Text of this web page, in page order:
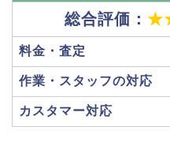
総合評価：
料金・査定
作業・スタッフの対応
カスタマー対応